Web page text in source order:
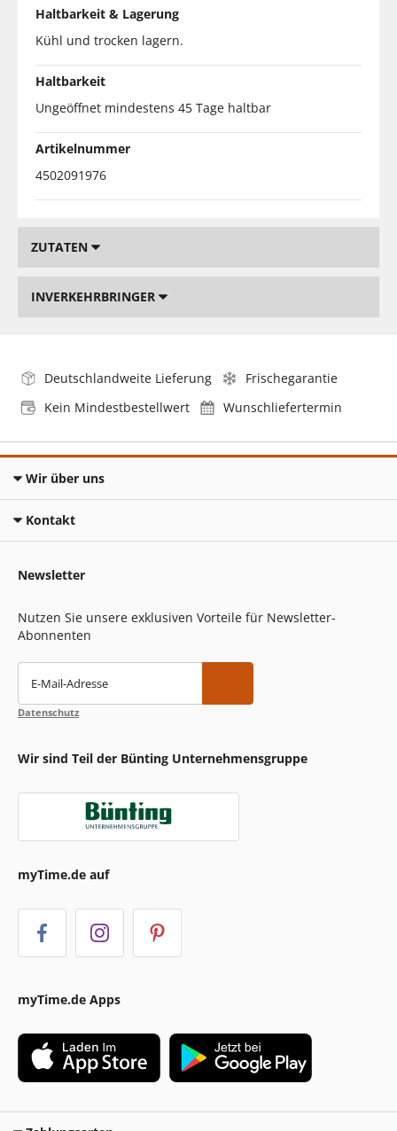
Haltbarkeit & Lagerung
Kühl und trocken lagern.
Haltbarkeit
Ungeöffnet mindestens 45 Tage haltbar
Artikelnummer
4502091976
ZUTATEN
INVERKEHRBRINGER
Deutschlandweite Lieferung
Frischegarantie
Kein Mindestbestellwert
Wunschliefertermin
Wir über uns
Kontakt
Newsletter
Nutzen Sie unsere exklusiven Vorteile für Newsletter-
Abonnenten
E-Mail-Adresse
Datenschutz
Wir sind Teil der Bünting Unternehmensgruppe
myTime.de auf
myTime.de Apps